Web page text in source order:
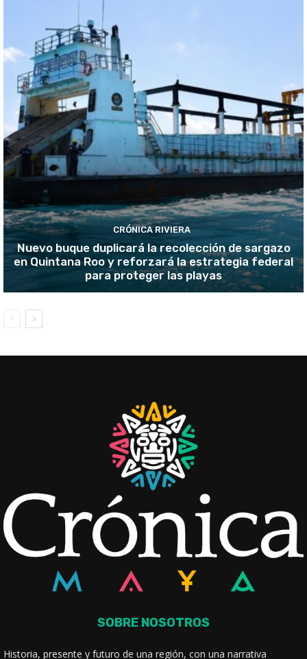
CRÓNICA RIVIERA
Nuevo buque duplicará la recolección de sargazo
en Quintana Roo y reforzará la estrategia federal
para proteger las playas
SOBRE NOSOTROS
Historia, presente y futuro de una región, con una narrativa